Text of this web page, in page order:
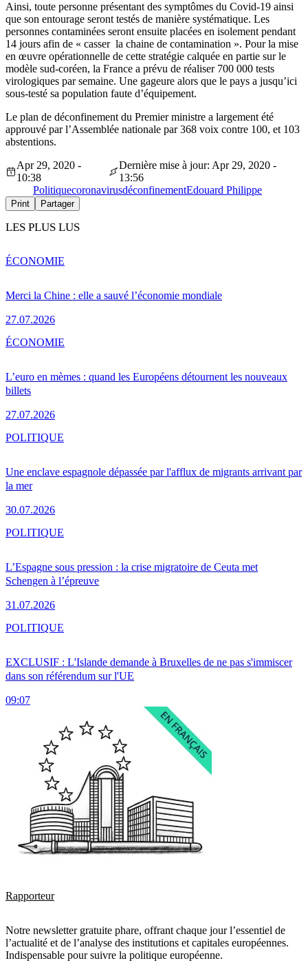
Ainsi, toute personne présentant des symptômes du Covid-19 ainsi
que son entourage seront testés de manière systématique. Les
personnes contaminées seront ensuite placées en isolement pendant
14 jours afin de « casser la chaine de contamination ». Pour la mise
en œuvre opérationnelle de cette stratégie calquée en partie sur le
modèle sud-coréen, la France a prévu de réaliser 700 000 tests
virologiques par semaine. Une gageure alors que le pays a jusqu’ici
sous-testé sa population faute d’équipement.
Le plan de déconfinement du Premier ministre a largement été
approuvé par l’Assemblée nationale par 368 voix contre 100, et 103
abstentions.
Apr 29, 2020 -
10:38
Dernière mise à jour: Apr 29, 2020 -
13:56
PolitiquecoronavirusdéconfinementEdouard Philippe
Print Partager
LES PLUS LUS
Merci la Chine : elle a sauvé l’économie mondiale
27.07.2026
ÉCONOMIE
L’euro en mèmes : quand les Européens détournent les nouveaux
billets
27.07.2026
ÉCONOMIE
Une enclave espagnole dépassée par l'afflux de migrants arrivant par
la mer
30.07.2026
POLITIQUE
L’Espagne sous pression : la crise migratoire de Ceuta met
Schengen à l’épreuve
31.07.2026
POLITIQUE
EXCLUSIF : L'Islande demande à Bruxelles de ne pas s'immiscer
dans son référendum sur l'UE
09:07
POLITIQUE
Rapporteur
Notre newsletter gratuite phare, offrant chaque jour l’essentiel de
l’actualité et de l’analyse des institutions et capitales européennes.
Indispensable pour suivre la politique européenne.